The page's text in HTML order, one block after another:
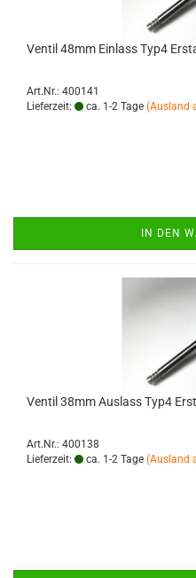
Ventil 48mm Einlass Typ4
Art.Nr.: 400141
Lieferzeit:
ca. 1-2 Tage (Ausland
IN DEN
Ventil 38mm Auslass Typ4
Art.Nr.: 400138
Lieferzeit:
ca. 1-2 Tage (Ausland